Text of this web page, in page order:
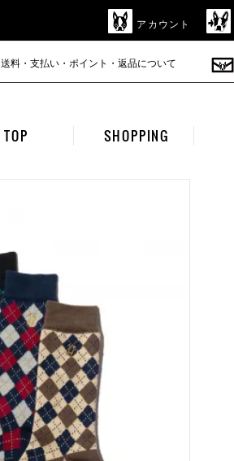
アカウント
送料・支払い・ポイント・返品について
TOP SHOPPING